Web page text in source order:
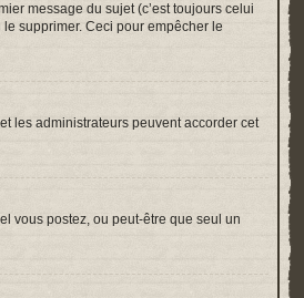
message du sujet (c’est toujours celui
supprimer. Ceci pour empêcher le
les administrateurs peuvent accorder cet
vous postez, ou peut-être que seul un